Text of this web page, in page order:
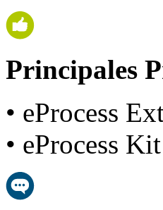
Principales
• eProcess
• eProcess